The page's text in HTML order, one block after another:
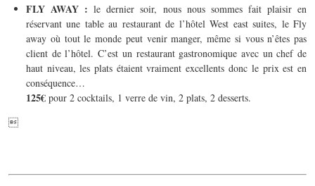
FLY AWAY : le dernier soir, nous nous sommes fait plaisir en
réservant une table au restaurant de l’hôtel West east suites, le Fly
away où tout le monde peut venir manger, même si vous n’êtes pas
client de l’hôtel. C’est un restaurant gastronomique avec un chef de
haut niveau, les plats étaient vraiment excellents donc le prix est en
conséquence…
125€ pour 2 cocktails, 1 verre de vin, 2 plats, 2 desserts.
